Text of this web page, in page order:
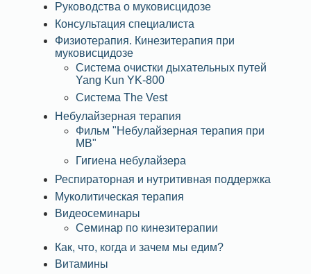
Руководства о муковисцидозе
Консультация специалиста
Физиотерапия. Кинезитерапия при
муковисцидозе
Система очистки дыхательных путей
Yang Kun YK-800
Система The Vest
Небулайзерная терапия
Фильм "Небулайзерная терапия при
МВ"
Гигиена небулайзера
Респираторная и нутритивная поддержка
Муколитическая терапия
Видеосеминары
Семинар по кинезитерапии
Как, что, когда и зачем мы едим?
Витамины